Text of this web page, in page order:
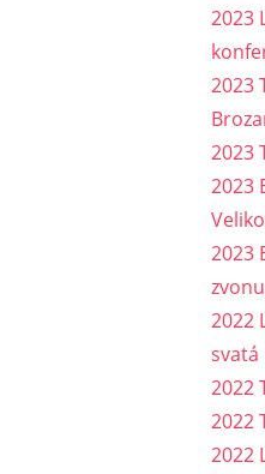
2023
2023
2023
2023
2023
2022
svatá
2022
2022
2022